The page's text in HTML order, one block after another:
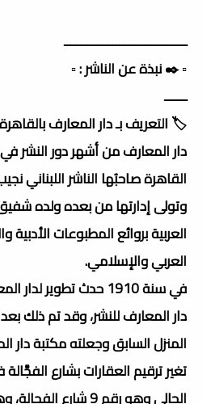
ــــــــــــــــــــــــــــــــــــــ
▫️ ✒️ نبذة عن الناشر : ▫️
ـــــــ
🏷️ التعريف بـ دار المعارف
دار المعارف من أشهر دور النشر
وتولى إدارتها من بعده ولده
العربية بروائع المطبوعات الأدبية
العربي والإسلامي.
في سنة 1910 حدث تطوير
دار المعارف للنشر، وقد تم ذلك
تغير ترقيم العقارات بشارع
الحالي وهو رقم 9 شارع